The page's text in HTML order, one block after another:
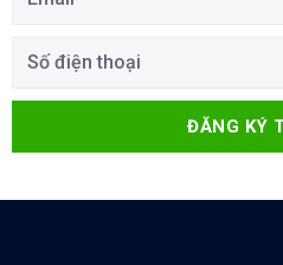
ĐĂNG KÝ